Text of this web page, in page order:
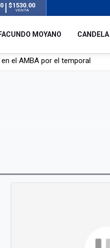
$1530.00
VENTA
FACUNDO MOYANO
tras el incidente con